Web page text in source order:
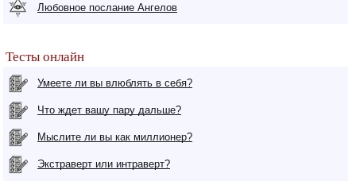
Любовное послание Ангелов
Тесты онлайн
Умеете ли вы влюблять в себя?
Что ждет вашу пару дальше?
Мыслите ли вы как миллионер?
Экстраверт или интраверт?